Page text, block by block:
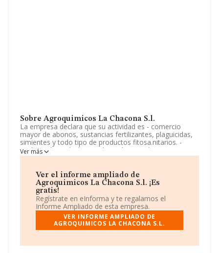
Sobre Agroquimicos La Chacona S.l.
La empresa declara que su actividad es - comercio
mayor de abonos, sustancias fertilizantes, plaguicidas,
simientes y todo tipo de productos fitosa.nitarios. -
explotación agrícola. - explotación ganadera. -
actividades de apoyo a la agricultura y la ganadería. -
comer.cio de materias primas. La empresa aparece
inscrita en el Registro Mercantil como Sociedad
Limitada. Su CNAE corresponde a 4685 con código
'%cnae%'. La compañía no tiene actividad en mercados
exteriores.
La plantilla se ha mantenido igual y teniendo en cuenta
la información a disposición de INFORMA, ha contado
sector.
Ver más
Ver el informe ampliado de
Agroquimicos La Chacona S.l. ¡Es
gratis!
Regístrate en eInforma y te regalamos el
Informe Ampliado de esta empresa.
VER INFORME AMPLIADO DE
AGROQUIMICOS LA CHACONA S.L.